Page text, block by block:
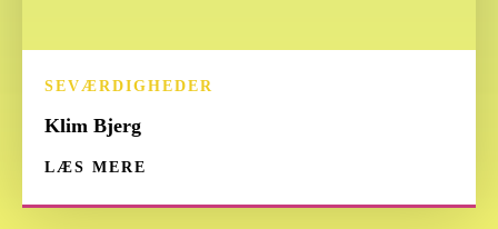
SEVÆRDIGHEDER
Klim Bjerg
LÆS MERE